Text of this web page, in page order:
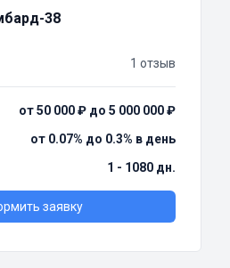
38
1 отзыв
от 50 000 ₽ до 5 000 000 ₽
от 0.07% до 0.3% в день
1 - 1080 дн.
заявку